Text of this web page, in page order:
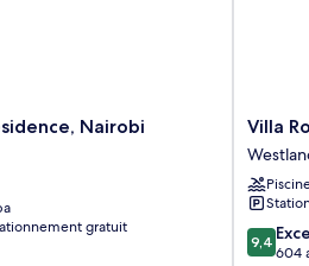
Nairobi
gratuit
Villa
Rosa
Villa
9.4
sur
9,4
604